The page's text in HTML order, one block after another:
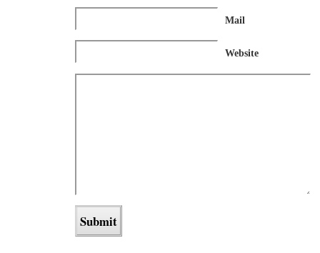
Mail
Website